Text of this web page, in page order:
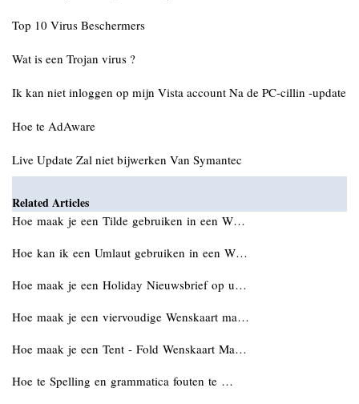
Top 10 Virus Beschermers
Wat is een Trojan virus ?
Ik kan niet inloggen op mijn Vista account Na de PC-cillin -update
Hoe te AdAware
Live Update Zal niet bijwerken Van Symantec
Related Articles
Hoe maak je een Tilde gebruiken in een W…
Hoe kan ik een Umlaut gebruiken in een W…
Hoe maak je een Holiday Nieuwsbrief op u…
Hoe maak je een viervoudige Wenskaart ma…
Hoe maak je een Tent - Fold Wenskaart Ma…
Hoe te Spelling en grammatica fouten te …